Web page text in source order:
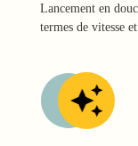
Lancement en
termes de vitesse